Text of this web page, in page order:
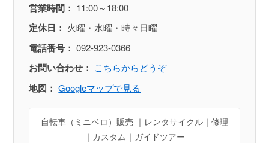
営業時間： 11:00～18:00
定休日： 火曜・水曜・時々日曜
電話番号： 092-923-0366
お問い合わせ： こちらからどうぞ
地図： Googleマップで見る
自転車（ミニベロ）販売 ｜レンタサイクル｜修理
｜カスタム｜ガイドツアー